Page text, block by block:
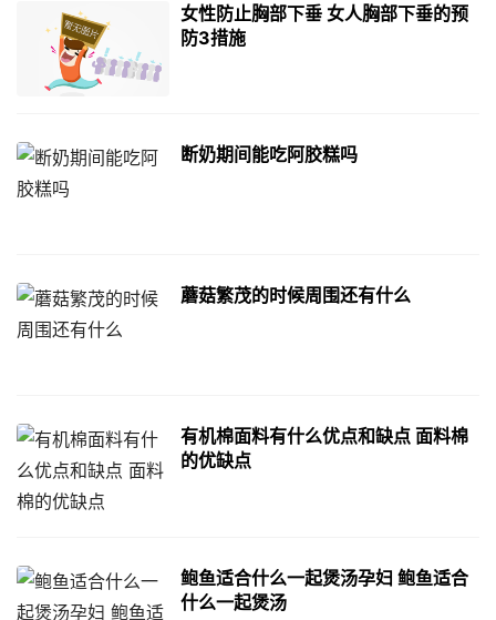
女性防止胸部下垂 女人胸部下垂的预
防3措施
断奶期间能吃阿胶糕吗
蘑菇繁茂的时候周围还有什么
有机棉面料有什么优点和缺点 面料棉
的优缺点
鲍鱼适合什么一起煲汤孕妇 鲍鱼适合
什么一起煲汤